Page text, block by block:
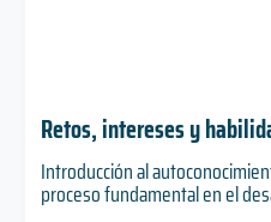
Retos, intereses y
Introducción al
proceso fundamental en el